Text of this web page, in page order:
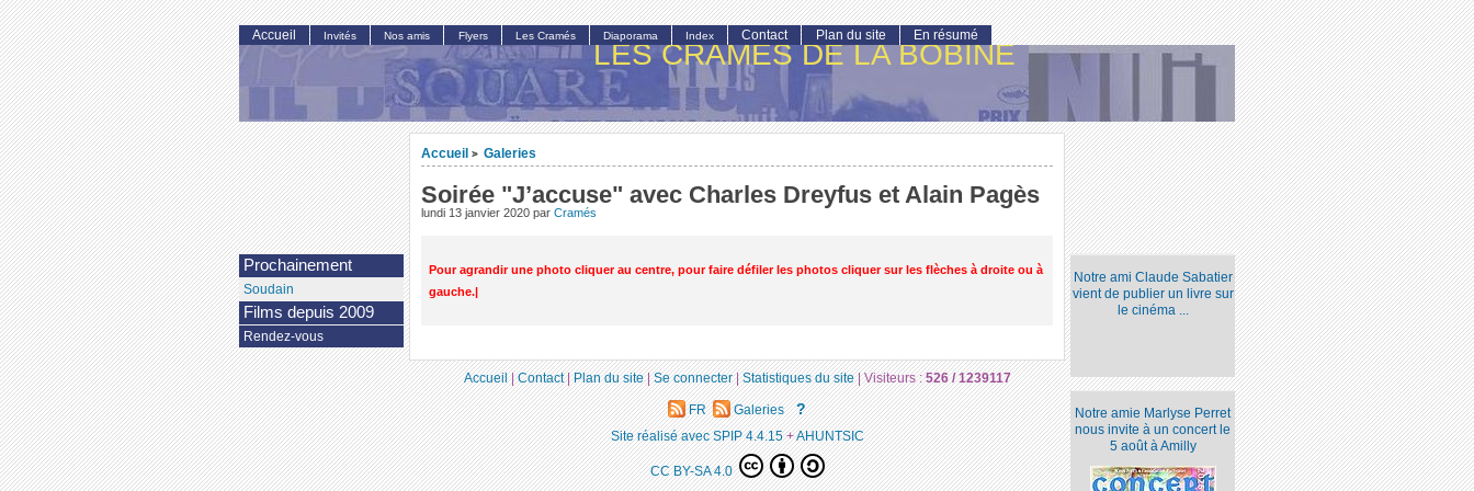
LES CRAMÉS DE LA BOBINE
Accueil > Galeries
Soirée "J’accuse" avec Charles Dreyfus et Alain Pagès
lundi 13 janvier 2020 par Cramés
Pour agrandir une photo cliquer au centre, pour faire défiler les photos cliquer sur les flèches à droite ou à
gauche.|
Notre ami Claude Sabatier
vient de publier un livre sur
le cinéma ...
Notre amie Marlyse Perret
nous invite à un concert le
5 août à Amilly
Accueil Invités Nos amis Flyers Les Cramés Diaporama Index Contact Plan du site En résumé
Prochainement
Soudain
Films depuis 2009
Rendez-vous
Accueil|Contact|Plan du site|Se connecter|Statistiques du site|Visiteurs :526 / 1239117
FR Galeries ?
Site réalisé avec SPIP 4.4.15+AHUNTSIC
CC BY-SA 4.0